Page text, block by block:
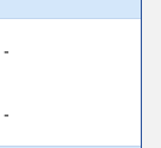
-
-